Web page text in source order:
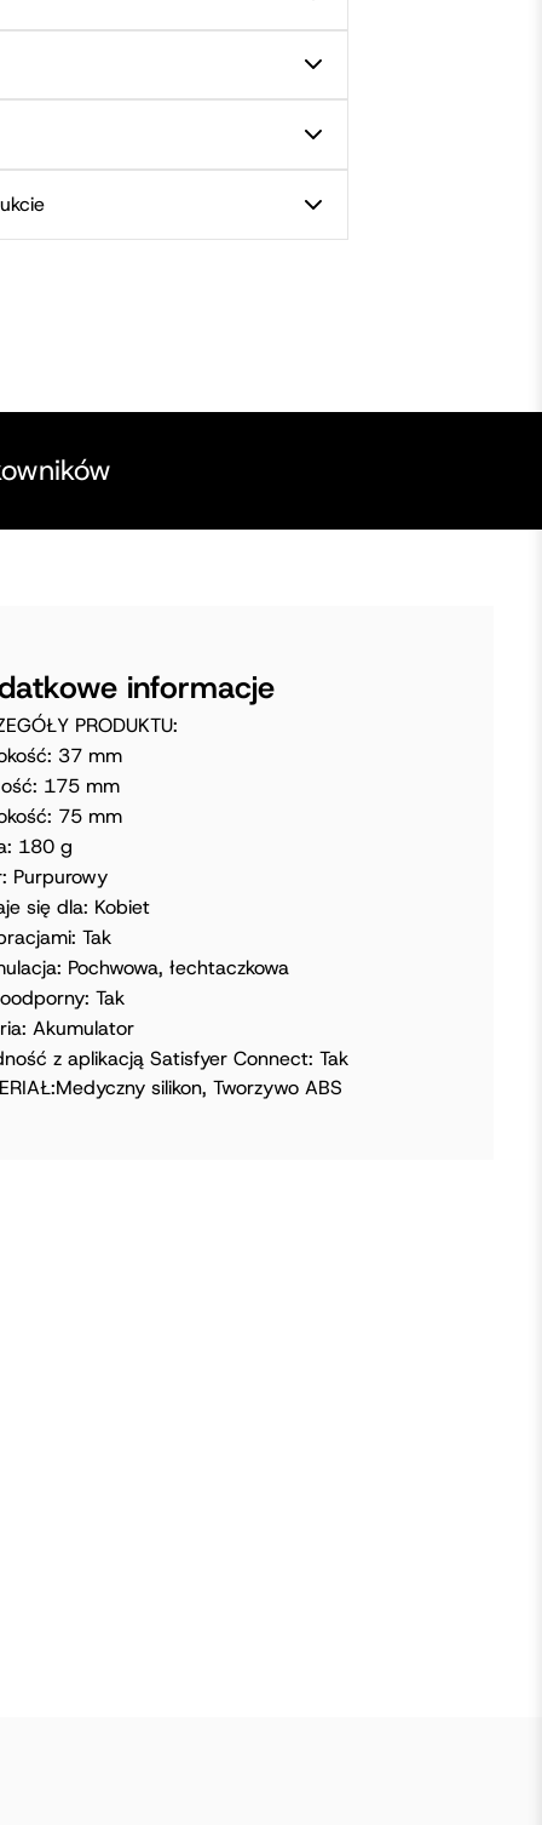
informacje
PRODUKTU:
37 mm
175 mm
75 mm
180 g
Purpurowy
się dla: Kobiet
Tak
Pochwowa, łechtaczkowa
Tak
Akumulator
z aplikacją Satisfyer Connect: Tak
silikon, Tworzywo ABS